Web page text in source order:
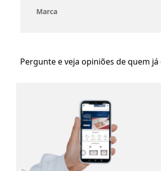
Marca
Pergunte e veja opiniões de quem